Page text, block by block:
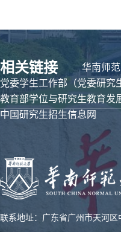
相关链接 华南师
党委学生工作部（党委研究
教育部学位与研究生教育发
中国研究生招生信息网
联系地址：广东省广州市天河区